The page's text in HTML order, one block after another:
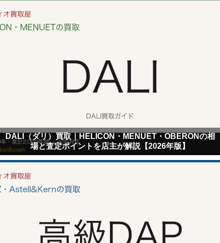
DALI（ダリ）買取｜HELICON・MENUET・OBERONの相
場と査定ポイントを店主が解説【2026年版】